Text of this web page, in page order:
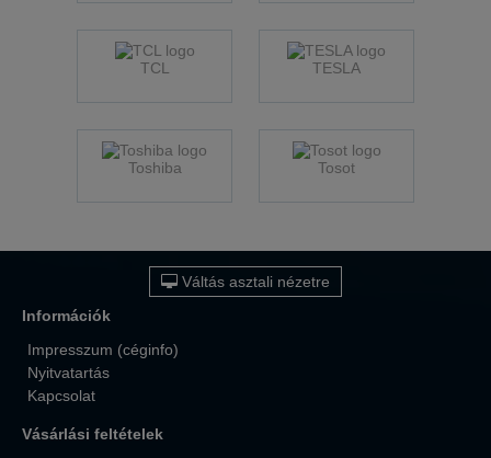
TCL TESLA
Toshiba Tosot
Váltás asztali nézetre
Információk
Impresszum (céginfo)
Nyitvatartás
Kapcsolat
Vásárlási feltételek